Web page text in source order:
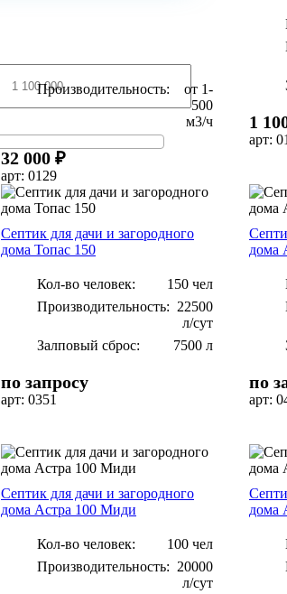
Производительность:
от 1-
500
м3/ч
32 000 ₽
арт: 0129
1
арт:
Септик для дачи и загородного
дома Топас 150
Кол-во человек:
150 чел
Производительность: 22500
л/сут
Залповый сброс:
7500 л
по запросу
арт: 0351
дома
по
арт:
Септик для дачи и загородного
дома Астра 100 Миди
Кол-во человек:
100 чел
Производительность: 20000
л/сут
дома